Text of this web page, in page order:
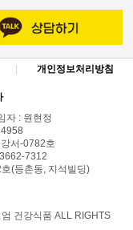
개인정보처리방침
자 : 원현정
서-0782호
7312
(등촌동, 지석빌딩)
건강식품 ALL RIGHTS